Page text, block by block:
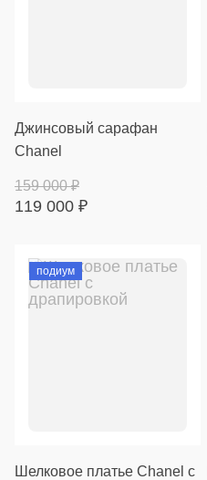
Джинсовый сарафан
Chanel
119 000 ₽
159 000₽
подиум
Шелковое платье Chanel с